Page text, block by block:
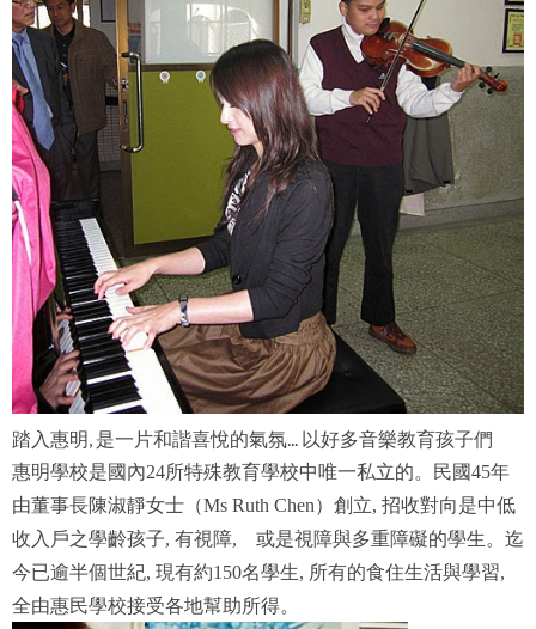
踏入惠明, 是一片和諧喜悅的氣氛... 以好多音樂教育孩子們
惠明學校是國內24所特殊教育學校中唯一私立的。民國45年
由董事長陳淑靜女士（Ms Ruth Chen）創立, 招收對向是中低
收入戶之學齡孩子, 有視障, 或是視障與多重障礙的學生。迄
今已逾半個世紀, 現有約150名學生, 所有的食住生活與學習,
全由惠民學校接受各地幫助所得。